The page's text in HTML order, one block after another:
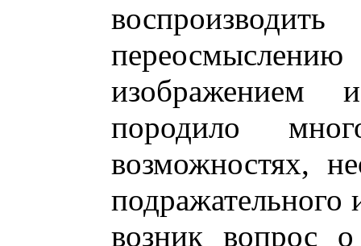
породило
возможностях,
подражательного
возник вопрос